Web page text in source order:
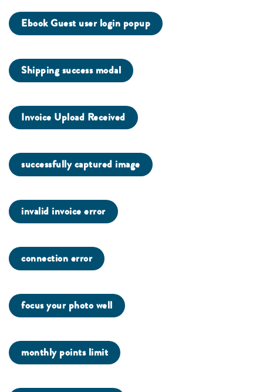
Ebook Guest user login popup
Shipping success modal
Invoice Upload Received
successfully captured image
invalid invoice error
connection error
focus your photo well
monthly points limit